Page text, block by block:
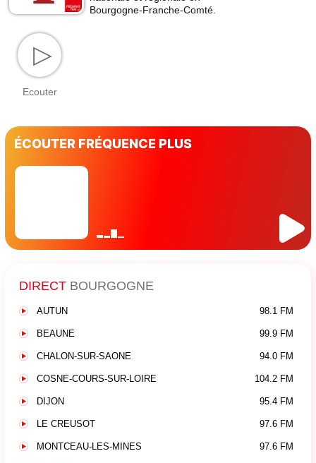
Bourgogne-Franche-Comté.
▷
Ecouter
ÉCOUTER FRÉQUENCE PLUS
DIRECT BOURGOGNE
AUTUN 98.1 FM
BEAUNE 99.9 FM
CHALON-SUR-SAONE 94.0 FM
COSNE-COURS-SUR-LOIRE 104.2 FM
DIJON 95.4 FM
LE CREUSOT 97.6 FM
MONTCEAU-LES-MINES 97.6 FM